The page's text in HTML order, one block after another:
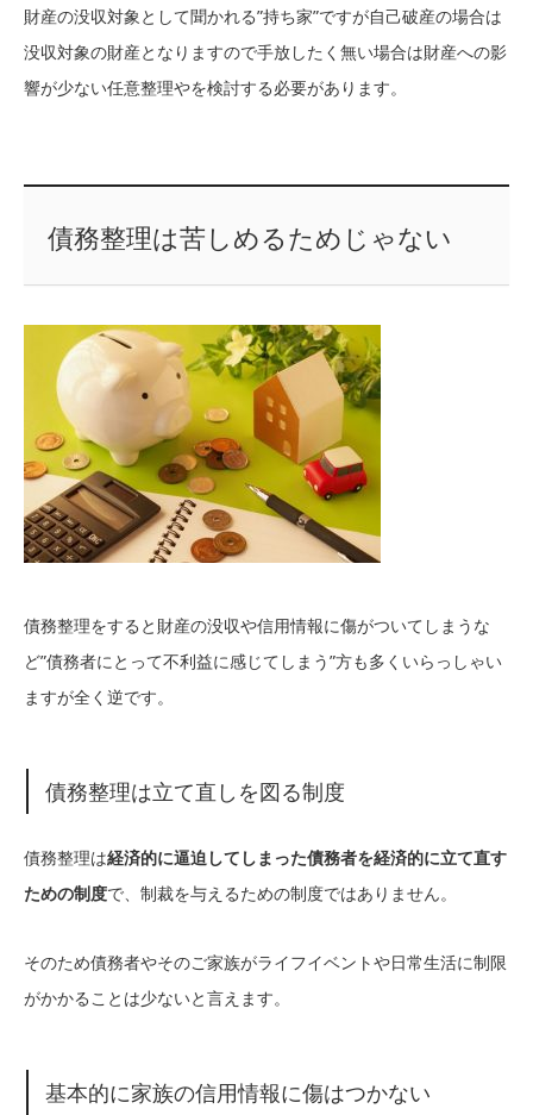
財産の没収対象として聞かれる”持ち家”ですが自己破産の場合は
没収対象の財産となりますので手放したく無い場合は財産への影
響が少ない任意整理やを検討する必要があります。
債務整理は苦しめるためじゃない
債務整理をすると財産の没収や信用情報に傷がついてしまうな
ど”債務者にとって不利益に感じてしまう”方も多くいらっしゃい
ますが全く逆です。
債務整理は立て直しを図る制度
債務整理は経済的に逼迫してしまった債務者を経済的に立て直す
ための制度で、制裁を与えるための制度ではありません。
そのため債務者やそのご家族がライフイベントや日常生活に制限
がかかることは少ないと言えます。
基本的に家族の信用情報に傷はつかない